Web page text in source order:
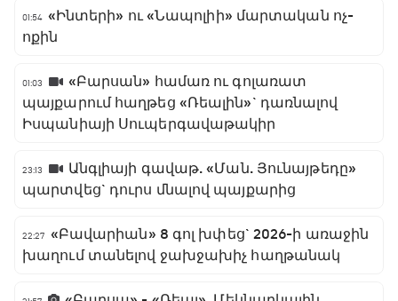
01:54 «Ինտերի» ու «Նապոլիի» մարտական ոչ-
ոքին
01:03
«Բարսան» համառ ու գոլառատ
պայքարում հաղթեց «Ռեալին»` դառնալով
Իսպանիայի Սուպերգավաթակիր
23:13
Անգլիայի գավաթ. «Ման. Յունայթեդը»
պարտվեց` դուրս մնալով պայքարից
22:27 «Բավարիան» 8 գոլ խփեց` 2026-ի առաջին
խաղում տանելով ջախջախիչ հաղթանակ